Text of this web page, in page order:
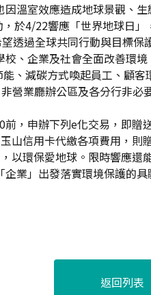
溫室效應造成地球景觀、
於4/22響應「世界地球日
透過全球共同行動與目標
、企業及社會全面改善環
、減碳方式喚起員工、顧
營業廳辦公區及各分行非
，申辦下列e化交易，即
山信用卡代繳各項費用，
以環保愛地球。限時響應還
業」出發落實環境保護的
返回列表